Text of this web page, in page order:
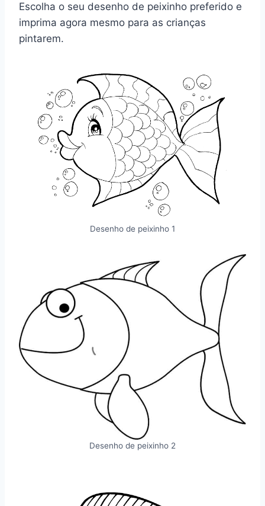
Escolha o seu desenho de peixinho preferido e
imprima agora mesmo para as crianças
pintarem.
Desenho de peixinho 1
Desenho de peixinho 2